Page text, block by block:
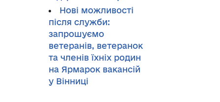
Нові можливості
після служби:
запрошуємо
ветеранів, ветеранок
та членів їхніх родин
на Ярмарок вакансій
у Вінниці